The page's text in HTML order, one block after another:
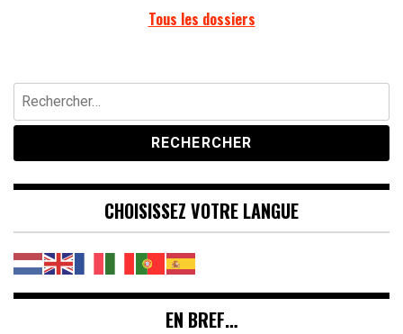
Tous les dossiers
Rechercher :
CHOISISSEZ VOTRE LANGUE
EN BREF…